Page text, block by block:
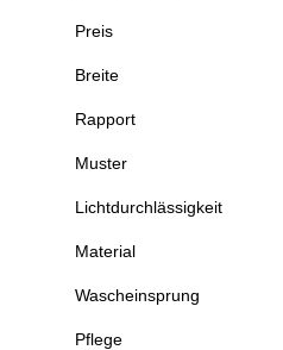
Preis
Breite
Rapport
Muster
Lichtdurchlässigkeit
Material
Wascheinsprung
Pflege